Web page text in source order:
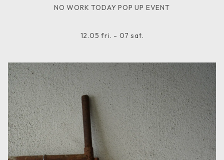
NO WORK TODAY POP UP EVENT
12.05 fri. - 07 sat.